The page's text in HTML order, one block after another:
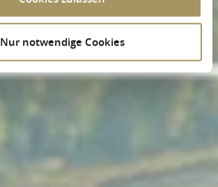
Nur notwendige Cookies